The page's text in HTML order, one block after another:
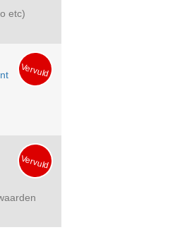
etc)
Vervuld
Vervuld